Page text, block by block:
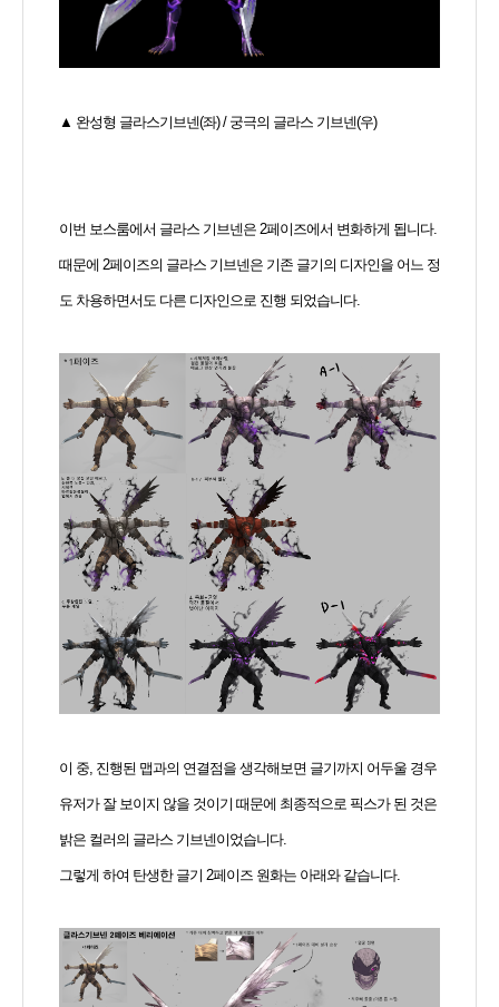
▲ 완성형 글라스기브넨(좌) / 궁극의 글라스 기브넨(우)
이번 보스룸에서 글라스 기브넨은 2페이즈에서 변화하게 됩니다.
때문에 2페이즈의 글라스 기브넨은 기존 글기의 디자인을 어느 정
도 차용하면서도 다른 디자인으로 진행 되었습니다.
이 중, 진행된 맵과의 연결점을 생각해보면 글기까지 어두울 경우
유저가 잘 보이지 않을 것이기 때문에 최종적으로 픽스가 된 것은
밝은 컬러의 글라스 기브넨이었습니다.
그렇게 하여 탄생한 글기 2페이즈 원화는 아래와 같습니다.